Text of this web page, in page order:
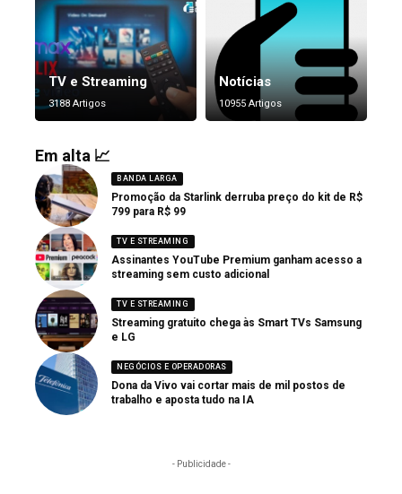
TV e Streaming
3188 Artigos
Notícias
10955 Artigos
Em alta 📈
BANDA LARGA
Promoção da Starlink derruba preço do kit de R$
799 para R$ 99
TV E STREAMING
Assinantes YouTube Premium ganham acesso a
streaming sem custo adicional
TV E STREAMING
Streaming gratuito chega às Smart TVs Samsung
e LG
NEGÓCIOS E OPERADORAS
Dona da Vivo vai cortar mais de mil postos de
trabalho e aposta tudo na IA
- Publicidade -